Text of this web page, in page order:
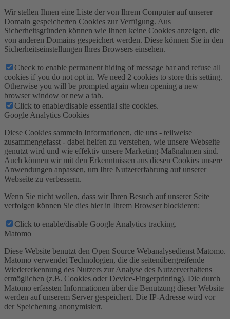
Wir stellen Ihnen eine Liste der von Ihrem Computer auf unserer
Domain gespeicherten Cookies zur Verfügung. Aus
Sicherheitsgründen können wie Ihnen keine Cookies anzeigen, die
von anderen Domains gespeichert werden. Diese können Sie in den
Sicherheitseinstellungen Ihres Browsers einsehen.
Check to enable permanent hiding of message bar and refuse all
cookies if you do not opt in. We need 2 cookies to store this setting.
Otherwise you will be prompted again when opening a new
browser window or new a tab.
Click to enable/disable essential site cookies.
Google Analytics Cookies
Diese Cookies sammeln Informationen, die uns - teilweise
zusammengefasst - dabei helfen zu verstehen, wie unsere Webseite
genutzt wird und wie effektiv unsere Marketing-Maßnahmen sind.
Auch können wir mit den Erkenntnissen aus diesen Cookies unsere
Anwendungen anpassen, um Ihre Nutzererfahrung auf unserer
Webseite zu verbessern.
Wenn Sie nicht wollen, dass wir Ihren Besuch auf unserer Seite
verfolgen können Sie dies hier in Ihrem Browser blockieren:
Click to enable/disable Google Analytics tracking.
Matomo
Diese Website benutzt den Open Source Webanalysedienst Matomo.
Matomo verwendet Technologien, die die seitenübergreifende
Wiedererkennung des Nutzers zur Analyse des Nutzerverhaltens
ermöglichen (z.B. Cookies oder Device-Fingerprinting). Die durch
Matomo erfassten Informationen über die Benutzung dieser Website
werden auf unserem Server gespeichert. Die IP-Adresse wird vor
der Speicherung anonymisiert.